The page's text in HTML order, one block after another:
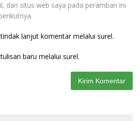
dan situs web saya pada peramban ini
lanjut komentar melalui surel.
baru melalui surel.